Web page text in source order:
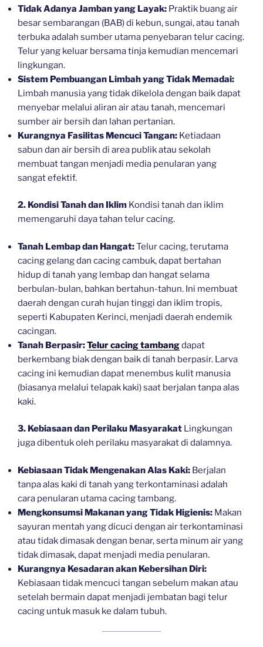
Tidak Adanya Jamban yang Layak: Praktik buang air
besar sembarangan (BAB) di kebun, sungai, atau tanah
terbuka adalah sumber utama penyebaran telur cacing.
Telur yang keluar bersama tinja kemudian mencemari
lingkungan.
Sistem Pembuangan Limbah yang Tidak Memadai:
Limbah manusia yang tidak dikelola dengan baik dapat
menyebar melalui aliran air atau tanah, mencemari
sumber air bersih dan lahan pertanian.
Kurangnya Fasilitas Mencuci Tangan: Ketiadaan
sabun dan air bersih di area publik atau sekolah
membuat tangan menjadi media penularan yang
sangat efektif.
2. Kondisi Tanah dan Iklim Kondisi tanah dan iklim
memengaruhi daya tahan telur cacing.
Tanah Lembap dan Hangat:Telur cacing, terutama
cacing gelang dan cacing cambuk, dapat bertahan
hidup di tanah yang lembap dan hangat selama
berbulan-bulan, bahkan bertahun-tahun. Ini membuat
daerah dengan curah hujan tinggi dan iklim tropis,
seperti Kabupaten Kerinci, menjadi daerah endemik
cacingan.
Tanah Berpasir:Telur cacing tambangdapat
berkembang biak dengan baik di tanah berpasir. Larva
cacing ini kemudian dapat menembus kulit manusia
(biasanya melalui telapak kaki) saat berjalan tanpa alas
kaki.
3. Kebiasaan dan Perilaku Masyarakat Lingkungan
juga dibentuk oleh perilaku masyarakat di dalamnya.
Kebiasaan Tidak Mengenakan Alas Kaki: Berjalan
tanpa alas kaki di tanah yang terkontaminasi adalah
cara penularan utama cacing tambang.
Mengkonsumsi Makanan yang Tidak Higienis: Makan
sayuran mentah yang dicuci dengan air terkontaminasi
atau tidak dimasak dengan benar, serta minum air yang
tidak dimasak, dapat menjadi media penularan.
Kurangnya Kesadaran akan Kebersihan Diri:
Kebiasaan tidak mencuci tangan sebelum makan atau
setelah bermain dapat menjadi jembatan bagi telur
cacing untuk masuk ke dalam tubuh.